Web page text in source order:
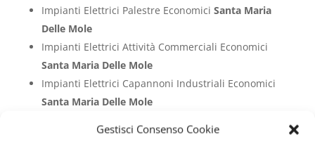
Gestisci Consenso Cookie
Impianti Elettrici Palestre Economici Santa Maria
Delle Mole
Impianti Elettrici Attività Commerciali Economici
Santa Maria Delle Mole
Impianti Elettrici Capannoni Industriali Economici
Santa Maria Delle Mole